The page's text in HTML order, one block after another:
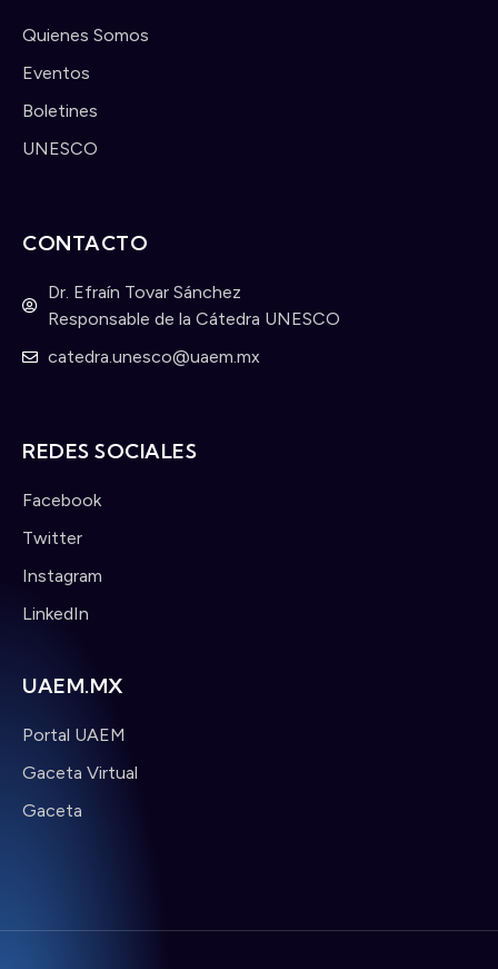
Quienes Somos
Eventos
Boletines
UNESCO
CONTACTO
Dr. Efraín Tovar Sánchez
Responsable de la Cátedra UNESCO
catedra.unesco@uaem.mx
REDES SOCIALES
Facebook
Twitter
Instagram
LinkedIn
UAEM.MX
Portal UAEM
Gaceta Virtual
Gaceta